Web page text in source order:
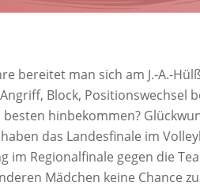
bereitet man sich am J.-A.-
Block, Positionswechsel
hinbekommen?
das Landesfinale im
im Regionalfinale gegen die
Mädchen keine Chance